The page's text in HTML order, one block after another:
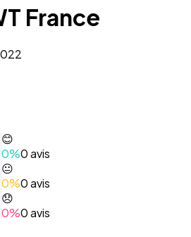
France
😊
0%0avis
😐
0%0avis
😞
0%0avis